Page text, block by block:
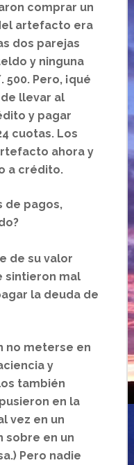
comprar un
artefacto era
dos parejas
y ninguna
Pero, ¡qué
llevar al
y pagar
cuotas. Los
ahora y
a crédito.
de pagos,
de su valor
sintieron mal
la deuda de
no meterse en
y
también
en la
vez en un
sobre en un
Pero nadie